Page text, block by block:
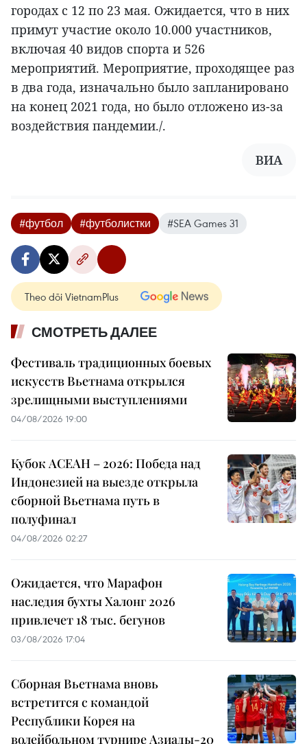
городах с 12 по 23 мая. Ожидается, что в них
примут участие около 10.000 участников,
включая 40 видов спорта и 526
мероприятий. Мероприятие, проходящее раз
в два года, изначально было запланировано
на конец 2021 года, но было отложено из-за
воздействия пандемии./.
ВИА
#футбол #футболистки #SEA Games 31
Theo dõi VietnamPlus
СМОТРЕТЬ ДАЛЕЕ
Фестиваль традиционных боевых
искусств Вьетнама открылся
зрелищными выступлениями
04/08/2026 19:00
Кубок АСЕАН – 2026: Победа над
Индонезией на выезде открыла
сборной Вьетнама путь в
полуфинал
04/08/2026 02:27
Ожидается, что Марафон
наследия бухты Халонг 2026
привлечет 18 тыс. бегунов
03/08/2026 17:04
Сборная Вьетнама вновь
встретится с командой
Республики Корея на
волейбольном турнире Азиады-20